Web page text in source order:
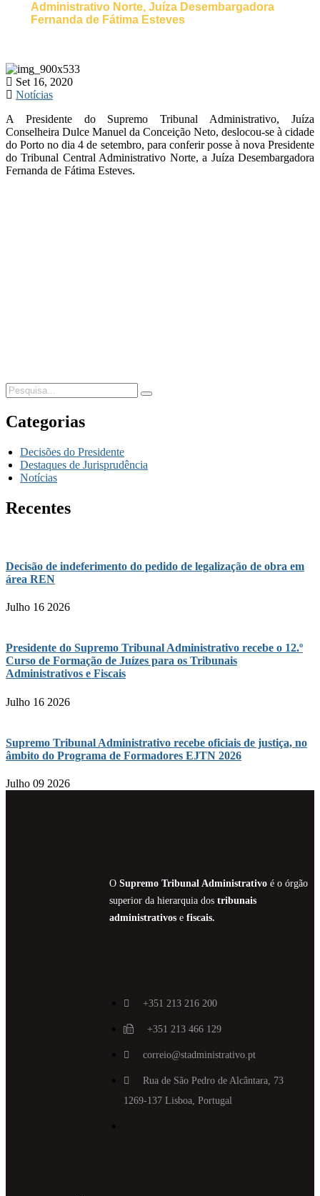
Administrativo Norte, Juíza Desembargadora
Fernanda de Fátima Esteves
Set 16, 2020
Notícias
A Presidente do Supremo Tribunal Administrativo, Juíza
Conselheira Dulce Manuel da Conceição Neto, deslocou-se à cidade
do Porto no dia 4 de setembro, para conferir posse à nova Presidente
do Tribunal Central Administrativo Norte, a Juíza Desembargadora
Fernanda de Fátima Esteves.
Categorias
Decisões do Presidente
Destaques de Jurisprudência
Notícias
Recentes
Decisão de indeferimento do pedido de legalização de obra em
área REN
Julho 16 2026
Presidente do Supremo Tribunal Administrativo recebe o 12.º
Curso de Formação de Juízes para os Tribunais
Administrativos e Fiscais
Julho 16 2026
Supremo Tribunal Administrativo recebe oficiais de justiça, no
âmbito do Programa de Formadores EJTN 2026
Julho 09 2026
O Supremo Tribunal Administrativoé o órgão
superior da hierarquia dos tribunais
administrativose fiscais.
+351 213 216 200
+351 213 466 129
correio@stadministrativo.pt
Rua de São Pedro de Alcântara, 73
1269-137 Lisboa, Portugal